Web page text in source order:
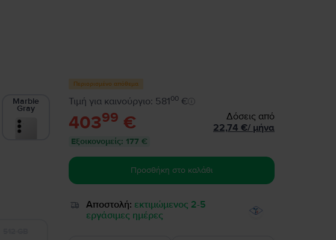
Marble
Gray
Περιορισμένο απόθεμα
Τιμή για καινούργιο: 581 00€
40399 €
Δόσεις από
22,74 €/ μήνα
Εξοικονομείς: 177 €
Προσθήκη στο καλάθι
Αποστολή: εκτιμώμενος 2-5
εργάσιμες ημέρες